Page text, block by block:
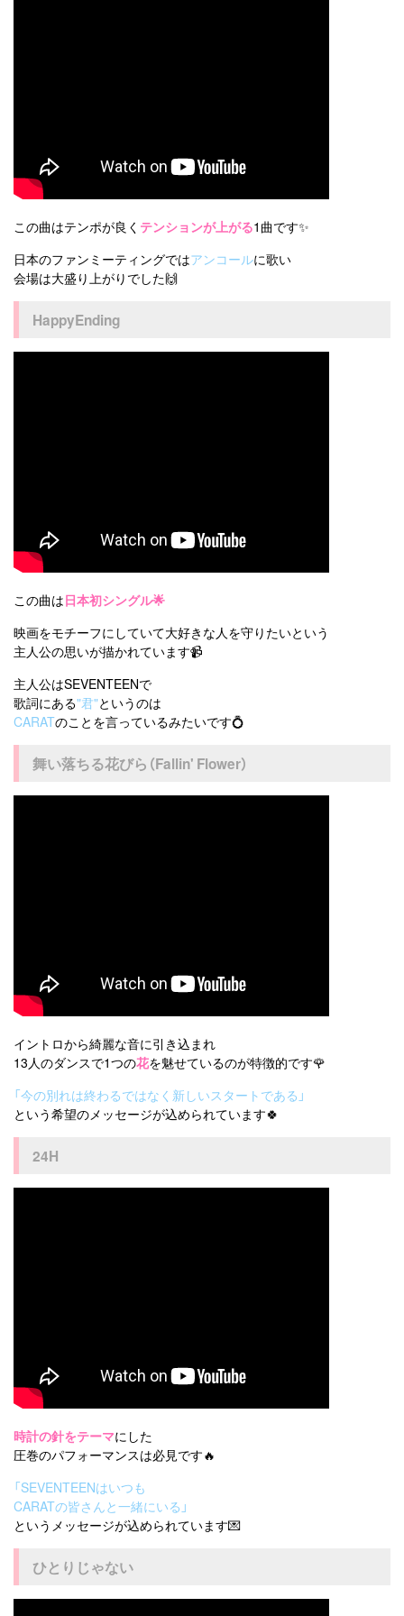
この曲はテンポが良く テンションが上がる1曲です✨
日本のファンミーティングではアンコールに歌い
会場は大盛り上がりでした🙌
HappyEnding
この曲は日本初シングル🌟
映画をモチーフにしていて大好きな人を守りたいという
主人公の思いが描かれています📹
主人公はSEVENTEENで
歌詞にある"君"というのは
CARATのことを言っているみたいです💍
舞い落ちる花びら（Fallin' Flower）
イントロから綺麗な音に引き込まれ
13人のダンスで1つの花を魅せているのが特徴的です🌹
「今の別れは終わるではなく新しいスタートである」
という希望のメッセージが込められています🍀
24H
時計の針をテーマにした
圧巻のパフォーマンスは必見です🔥
「SEVENTEENはいつも
CARATの皆さんと一緒にいる」
というメッセージが込められています💌
ひとりじゃない